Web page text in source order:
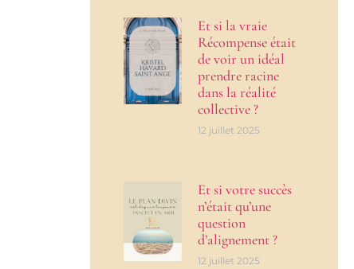
Et si la vraie
Récompense était
de voir un idéal
prendre racine
dans la réalité
collective ?
12 juillet 2025
Et si votre succès
n’était qu’une
question
d’alignement ?
12 juillet 2025